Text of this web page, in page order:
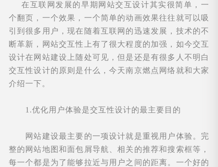
在互联网发展的早期网站交互设计其实很简单，一
个翻页，一个效果，一个简单的动画效果往往就可以吸
引到很多用户，现在随着互联网的迅速发展，技术的不
断革新，网站交互性上有了很大程度的加强，如今交互
设计在网站建设上随处可见，但是还是有很多人不明白
交互性设计的原则是什么，今天南京燃点网络就和大家
介绍一下。
1.优化用户体验是交互性设计的最主要目的
网站建设最主要的一项设计就是重视用户体验。完
整的网站地图和面包屑导航、相关的推荐和搜索框等，
每一个都是为了能够拉近与用户之间的距离。一个好的